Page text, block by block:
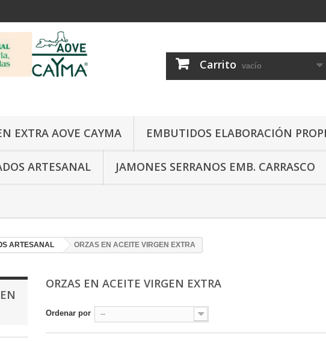
Carrito vacío
EXTRA AOVE CAYMA EMBUTIDOS ELABORACIÓN
ARTESANAL JAMONES SERRANOS EMB. CARRASCO
ARTESANAL ORZAS EN ACEITE VIRGEN EXTRA
ORZAS EN ACEITE VIRGEN EXTRA
Ordenar por --